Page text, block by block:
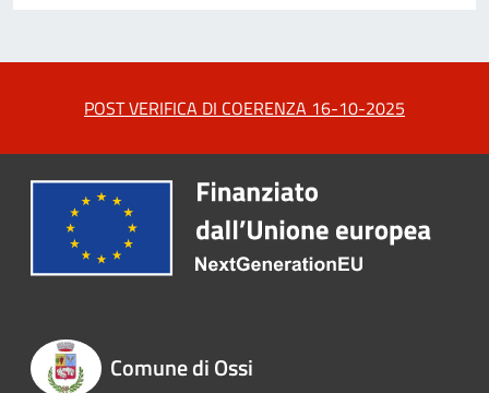
POST VERIFICA DI COERENZA 16-10-2025
Comune di Ossi